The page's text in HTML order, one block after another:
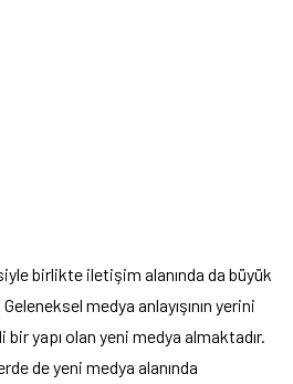
birlikte iletişim alanında da büyük
medya anlayışının yerini
yapı olan yeni medya almaktadır.
de yeni medya alanında